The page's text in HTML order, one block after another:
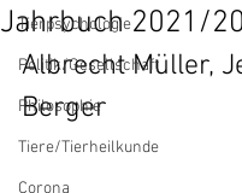
Tierpsychologie
Politik/Gesellschaft
Philosophie
Tiere/Tierheilkunde
Corona
Jahrbuch 2021/
Albrecht Müller,
Berger